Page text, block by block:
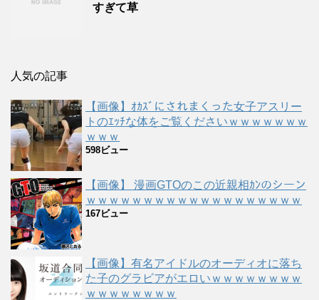
すぎて草
人気の記事
【画像】ｵｶｽﾞにされまくった女子アスリー
トのｴｯﾁな体をご覧くださいｗｗｗｗｗｗｗ
ｗｗｗ
598ビュー
【画像】 漫画GTOのこの近親相ｶﾝのシーン
ｗｗｗｗｗｗｗｗｗｗｗｗｗｗｗｗｗｗｗ
167ビュー
【画像】有名アイドルのオーディオに落ち
た子のグラビアがエロいｗｗｗｗｗｗｗｗ
ｗｗｗｗｗｗｗｗ